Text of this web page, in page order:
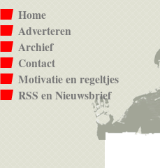
Home
Adverteren
Archief
Contact
Motivatie en regeltjes
RSS en Nieuwsbrief